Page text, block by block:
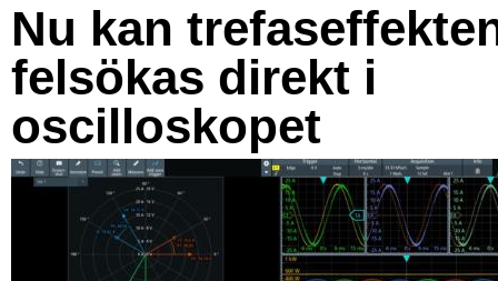
Nu kan
felsökas direkt i
oscilloskopet